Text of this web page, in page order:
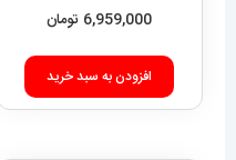
mariner hulk
6,959,000 تومان
افزودن به سبد خرید